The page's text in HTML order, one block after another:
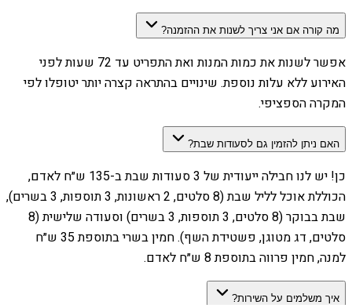
מה קורה אם אני צריך לשנות את ההזמנה?
אפשר לשנות את כמות המנות ואת התפריט עד 72 שעות לפני
האירוע ללא עלות נוספת. שינויים בהתראה קצרה יותר יטופלו לפי
המקרה הספציפי.
האם ניתן להזמין גם לסעודות שבת?
כן! יש לנו חבילה ייעודית של 3 סעודות שבת ב-135 ש״ח לאדם,
הכוללת אוכל לליל שבת (8 סלטים, 2 ראשונות, 3 תוספות, 3 בשרים),
שבת בבוקר (8 סלטים, 3 תוספות, 3 בשרים) וסעודה שלישית (8
סלטים, דג מטוגן, פשטידת השף). חמין בשרי בתוספת 35 ש״ח
למנה, חמין פרווה בתוספת 8 ש״ח לאדם.
איך משלמים על השירות?